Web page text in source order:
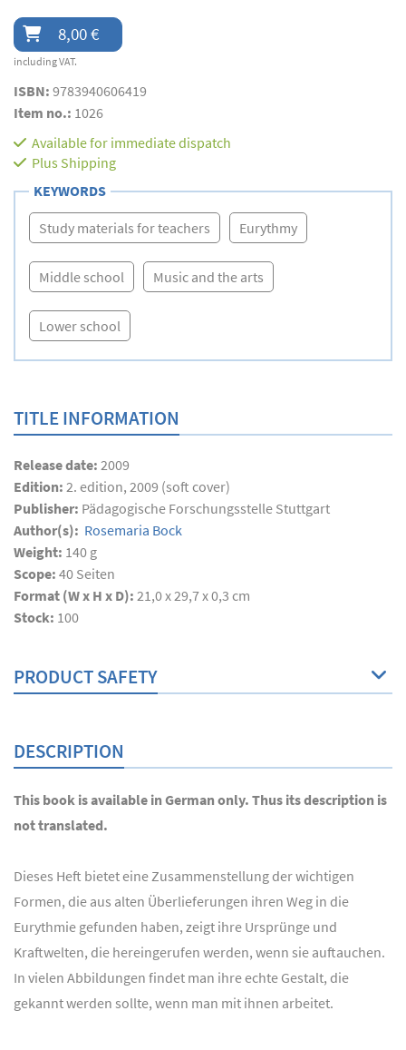
8,00 €
including VAT.
ISBN: 9783940606419
Item no.: 1026
Available for immediate dispatch
Plus Shipping
KEYWORDS
Study materials for teachers Eurythmy
Middle school Music and the arts
Lower school
TITLE INFORMATION
Release date: 2009
Edition: 2. edition, 2009 (soft cover)
Publisher: Pädagogische Forschungsstelle Stuttgart
Author(s): Rosemaria Bock
Weight: 140 g
Scope: 40 Seiten
Format (W x H x D): 21,0 x 29,7 x 0,3 cm
Stock: 100
PRODUCT SAFETY
DESCRIPTION
This book is available in German only. Thus its description is
not translated.
Dieses Heft bietet eine Zusammenstellung der wichtigen
Formen, die aus alten Überlieferungen ihren Weg in die
Eurythmie gefunden haben, zeigt ihre Ursprünge und
Kraftwelten, die hereingerufen werden, wenn sie auftauchen.
In vielen Abbildungen findet man ihre echte Gestalt, die
gekannt werden sollte, wenn man mit ihnen arbeitet.